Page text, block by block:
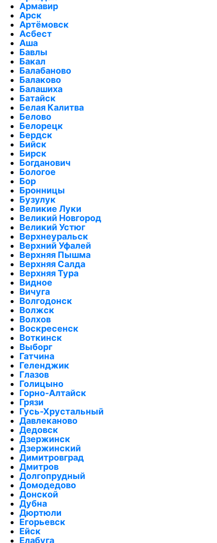
Армавир
Арск
Артёмовск
Асбест
Аша
Бавлы
Бакал
Балабаново
Балаково
Балашиха
Батайск
Белая Калитва
Белово
Белорецк
Бердск
Бийск
Бирск
Богданович
Бологое
Бор
Бронницы
Бузулук
Великие Луки
Великий Новгород
Великий Устюг
Верхнеуральск
Верхний Уфалей
Верхняя Пышма
Верхняя Салда
Верхняя Тура
Видное
Вичуга
Волгодонск
Волжск
Волхов
Воскресенск
Воткинск
Выборг
Гатчина
Геленджик
Глазов
Голицыно
Горно-Алтайск
Грязи
Гусь-Хрустальный
Давлеканово
Дедовск
Дзержинск
Дзержинский
Димитровград
Дмитров
Долгопрудный
Домодедово
Донской
Дубна
Дюртюли
Егорьевск
Ейск
Елабуга